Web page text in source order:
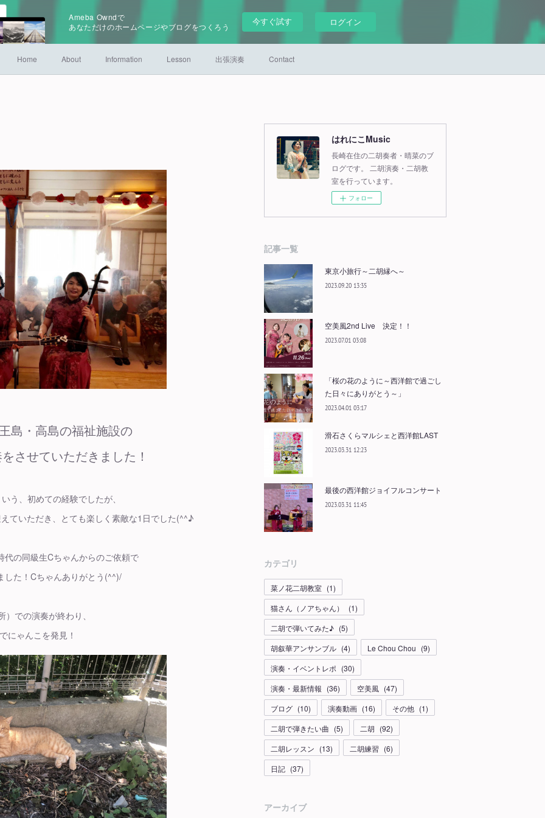
Ameba Owndで
あなただけのホームページやブログをつくろう
今すぐ試す ログイン
Home About Information Lesson 出張演奏 Contact
島・高島の福祉施設の
させていただきました！
う、初めての経験でしたが、
ていただき、とても楽しく素敵な1日でした(^^♪
代の同級生Cちゃんからのご依頼で
した！Cちゃんありがとう(^^)/
）での演奏が終わり、
にゃんこを発見！
はれにこMusic
長崎在住の二胡奏者・晴菜のブ
ログです。 二胡演奏・二胡教
室を行っています。
フォロー
記事一覧
東京小旅行～二胡縁へ～
2023.09.20 13:35
空美風2nd Live 決定！！
2023.07.01 03:08
「桜の花のように～西洋館で過ごし
た日々にありがとう～」
2023.04.01 03:17
滑石さくらマルシェと西洋館LAST
2023.03.31 12:23
最後の西洋館ジョイフルコンサート
2023.03.31 11:45
カテゴリ
菜ノ花二胡教室 (1)
猫さん（ノアちゃん）
(1)
二胡で弾いてみた♪ (5)
胡叙華アンサンブル (4) Le Chou Chou (9)
演奏・イベントレポ (30)
演奏・最新情報 (36) 空美風 (47)
ブログ (10) 演奏動画 (16) その他 (1)
二胡で弾きたい曲 (5) 二胡 (92)
二胡レッスン (13) 二胡練習 (6)
日記 (37)
アーカイブ